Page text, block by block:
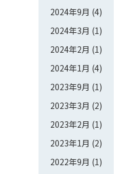
2024年9月 (4)
2024年3月 (1)
2024年2月 (1)
2024年1月 (4)
2023年9月 (1)
2023年3月 (2)
2023年2月 (1)
2023年1月 (2)
2022年9月 (1)